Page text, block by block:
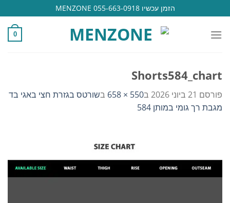
to
content
הזמן עכשיו 055-663-0918 MENZONE
0
Shorts584_chart
פורסם 21 ביוני 2026 ב550 × 658 בשורטס בגזרת חצי באגי בד
מגבת רך גומי במותן 584